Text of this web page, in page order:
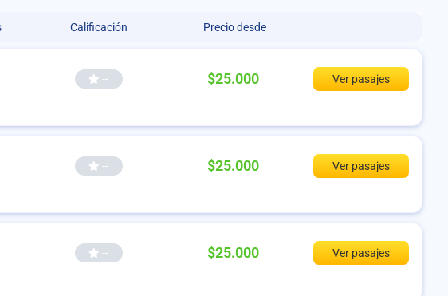
Calificación Precio desde
-- $25.000 Ver pasajes
-- $25.000 Ver pasajes
-- $25.000 Ver pasajes